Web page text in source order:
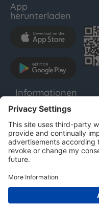
App
herunterladen
Informationen
LENTHO
Impressum
Datenschutz
AGB
Für Unternehmen